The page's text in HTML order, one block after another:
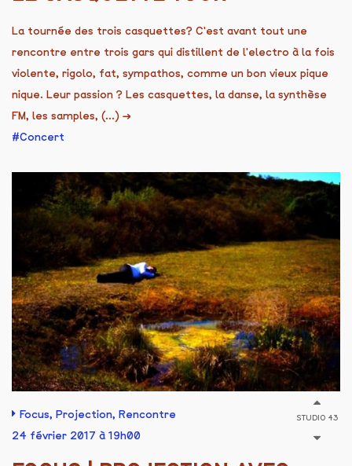
La tournée des trois casquettes? C'est avant tout une
rencontre entre trois gars qui distillent de l'electro à la fois
violente, rigolo, fat, sympathos, comme un bon vieux pique
nique. Leur passion ? Les casquettes, la danse, la synthèse
FM, les samples, (...) →
Concert
Focus, Projection, Rencontre
24 février 2017 à 19h00
STUDIO 43